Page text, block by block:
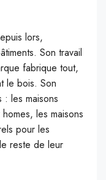
lors,
Son travail
fabrique tout,
le bois. Son
les maisons
les maisons
pour les
reste de leur